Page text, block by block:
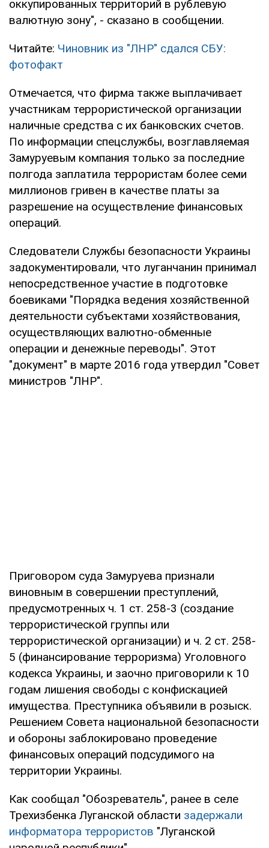
оккупированных территорий в рублевую
валютную зону", - сказано в сообщении.
Читайте: Чиновник из "ЛНР" сдался СБУ:
фотофакт
Отмечается, что фирма также выплачивает
участникам террористической организации
наличные средства с их банковских счетов.
По информации спецслужбы, возглавляемая
Замуруевым компания только за последние
полгода заплатила террористам более семи
миллионов гривен в качестве платы за
разрешение на осуществление финансовых
операций.
Следователи Службы безопасности Украины
задокументировали, что луганчанин принимал
непосредственное участие в подготовке
боевиками "Порядка ведения хозяйственной
деятельности субъектами хозяйствования,
осуществляющих валютно-обменные
операции и денежные переводы". Этот
"документ" в марте 2016 года утвердил "Совет
министров "ЛНР".
Приговором суда Замуруева признали
виновным в совершении преступлений,
предусмотренных ч. 1 ст. 258-3 (создание
террористической группы или
террористической организации) и ч. 2 ст. 258-
5 (финансирование терроризма) Уголовного
кодекса Украины, и заочно приговорили к 10
годам лишения свободы с конфискацией
имущества. Преступника объявили в розыск.
Решением Совета национальной безопасности
и обороны заблокировано проведение
финансовых операций подсудимого на
территории Украины.
Как сообщал "Обозреватель", ранее в селе
Трехизбенка Луганской области задержали
информатора террористов "Луганской